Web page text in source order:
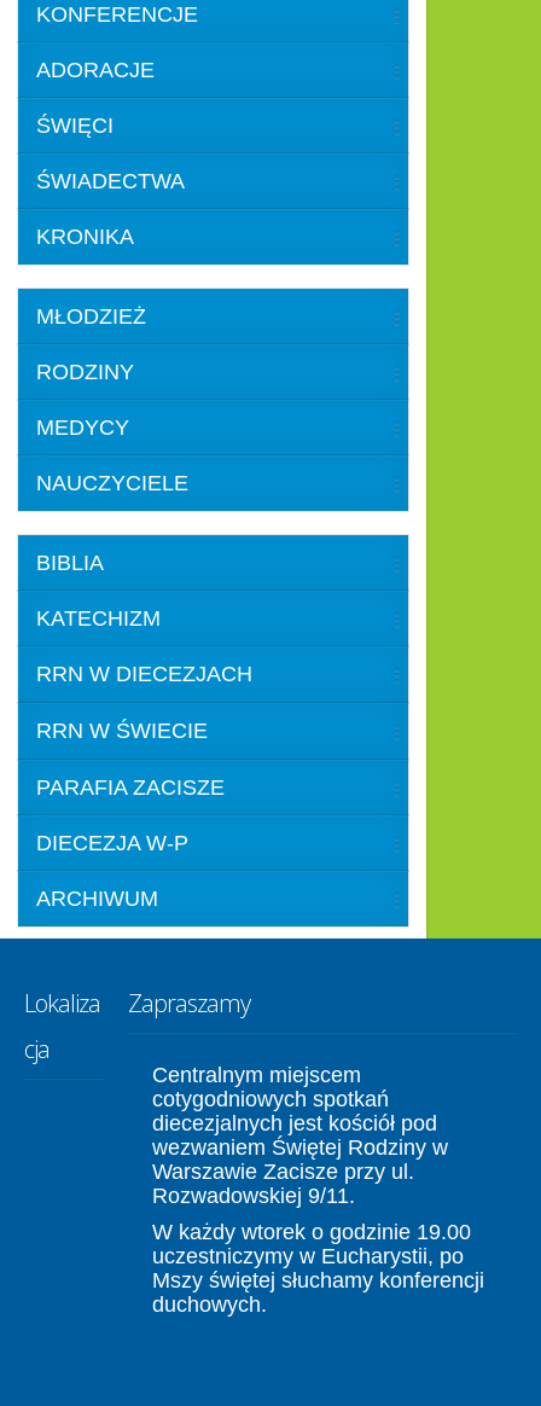
KONFERENCJE
ADORACJE
ŚWIĘCI
ŚWIADECTWA
KRONIKA
MŁODZIEŻ
RODZINY
MEDYCY
NAUCZYCIELE
BIBLIA
KATECHIZM
RRN W DIECEZJACH
RRN W ŚWIECIE
PARAFIA ZACISZE
DIECEZJA W-P
ARCHIWUM
Lokaliza
cja
Zapraszamy
Centralnym miejscem
cotygodniowych spotkań
diecezjalnych jest kościół pod
wezwaniem Świętej Rodziny w
Warszawie Zacisze przy ul.
Rozwadowskiej 9/11.
W każdy wtorek o godzinie 19.00
uczestniczymy w Eucharystii, po
Mszy świętej słuchamy konferencji
duchowych.